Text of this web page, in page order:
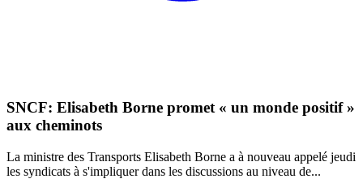
SNCF: Elisabeth Borne promet « un monde positif »
aux cheminots
La ministre des Transports Elisabeth Borne a à nouveau appelé jeudi
les syndicats à s'impliquer dans les discussions au niveau de...